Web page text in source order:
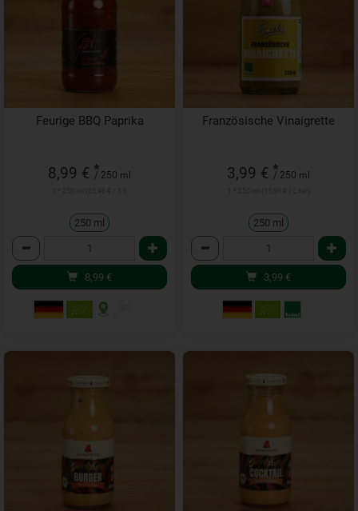
Feurige BBQ Paprika
8,99 € *
/ 250 ml
250 ml
Anzahl
8,99 €
Französische Vinaigrette
3,99 € *
/ 250 ml
250 ml
Anzahl
3,99 €